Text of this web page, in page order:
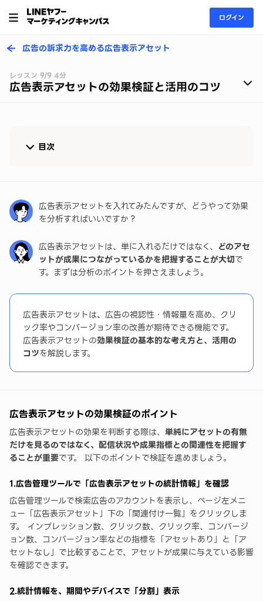
ログイン
広告の訴求力を高める広告表示アセット
レッスン 9/9 4分
広告表示アセットの効果検証と活用のコツ
目次
広告表示アセットを入れてみたんですが、どうやって効果
を分析すればいいですか？
広告表示アセットは、単に入れるだけではなく、 どのアセ
ットが成果につながっているかを把握することが大切で
す。まずは分析のポイントを押さえましょう。
広告表示アセットは、広告の視認性・情報量を高め、クリ
ック率やコンバージョン率の改善が期待できる機能です。
広告表示アセットの効果検証の基本的な考え方と、活用の
コツを解説します。
広告表示アセットの効果検証のポイント
広告表示アセットの効果を判断する際は、 単純にアセットの有無
だけを見るのではなく、配信状況や成果指標との関連性を把握す
ることが重要です。 以下のポイントで検証を進めましょう。
1.広告管理ツールで「広告表示アセットの統計情報」を確認
広告管理ツールで検索広告のアカウントを表示し、ページ左メニ
ュー「広告表示アセット」下の「関連付け一覧」をクリックしま
す。 インプレッション数、クリック数、クリック率、コンバージ
ョン数、コンバージョン率などの指標を「アセットあり」と「ア
セットなし」で比較することで、アセットが成果に与えている影響
を確認できます。
2.統計情報を、期間やデバイスで「分割」表示